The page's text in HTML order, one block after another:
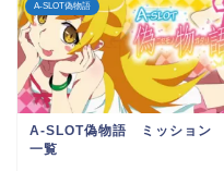
A-SLOT偽物語
A-SLOT偽物語 ミッション
一覧